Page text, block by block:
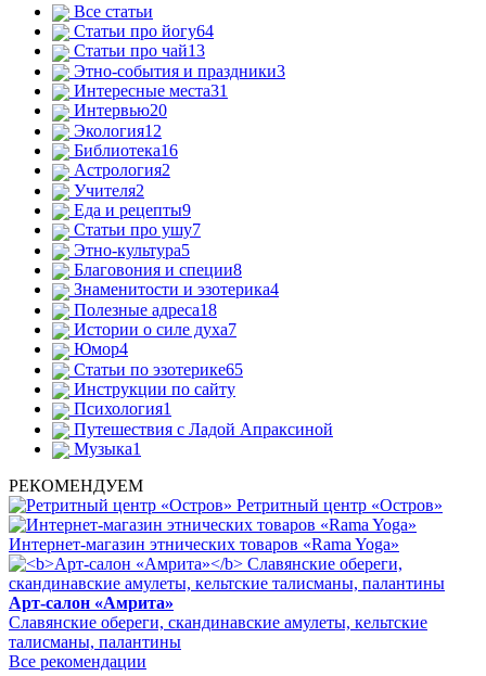
Все статьи
Статьи про йогу64
Статьи про чай13
Этно-события и праздники3
Интересные места31
Интервью20
Экология12
Библиотека16
Астрология2
Учителя2
Еда и рецепты9
Статьи про ушу7
Этно-культура5
Благовония и специи8
Знаменитости и эзотерика4
Полезные адреса18
Истории о силе духа7
Юмор4
Статьи по эзотерике65
Инструкции по сайту
Психология1
Путешествия с Ладой Апраксиной
Музыка1
РЕКОМЕНДУЕМ
Ретритный центр «Остров»
Интернет-магазин этнических товаров «Rama Yoga»
Арт-салон «Амрита»
Славянские обереги, скандинавские амулеты, кельтские
талисманы, палантины
Все рекомендации